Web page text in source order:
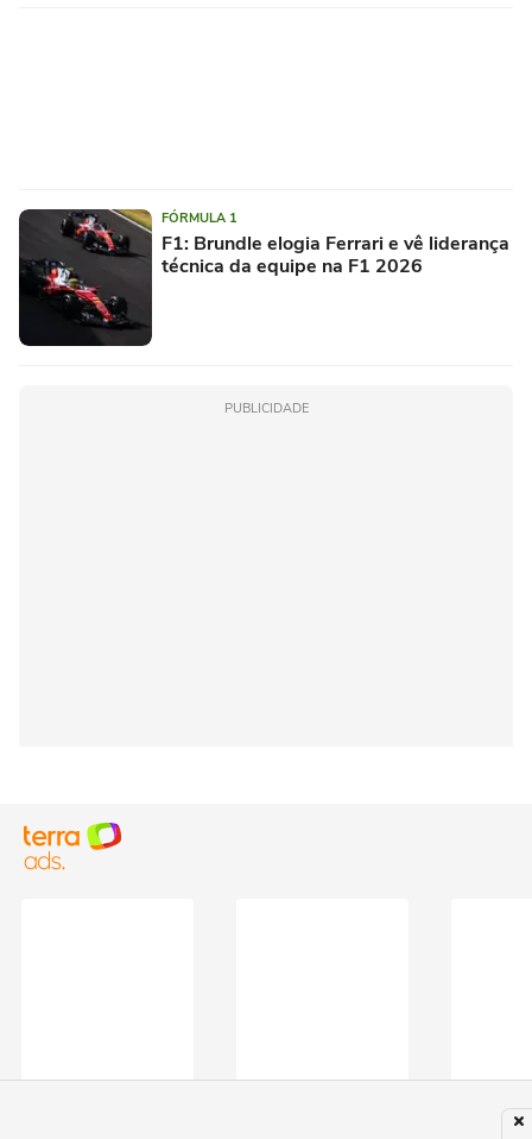
FÓRMULA 1
F1: Brundle elogia Ferrari e vê liderança
técnica da equipe na F1 2026
PUBLICIDADE